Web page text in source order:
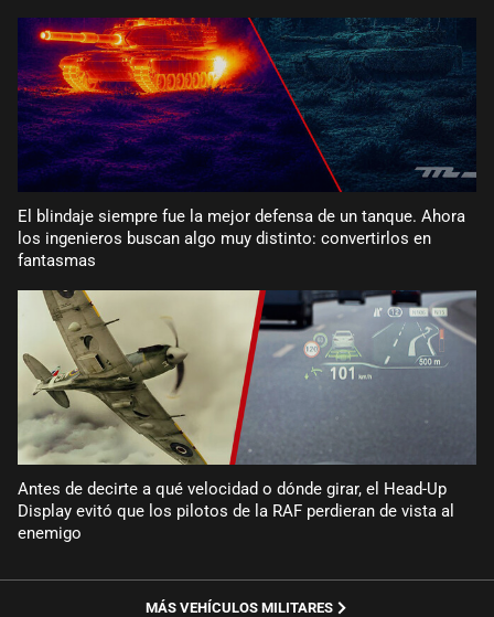
El blindaje siempre fue la mejor defensa de un tanque. Ahora
los ingenieros buscan algo muy distinto: convertirlos en
fantasmas
Antes de decirte a qué velocidad o dónde girar, el Head-Up
Display evitó que los pilotos de la RAF perdieran de vista al
enemigo
MÁS VEHÍCULOS MILITARES